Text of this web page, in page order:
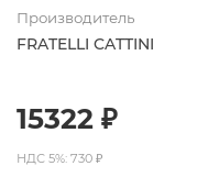
Производитель
FRATELLI CATTINI
15322 ₽
НДС 5%: 730 ₽